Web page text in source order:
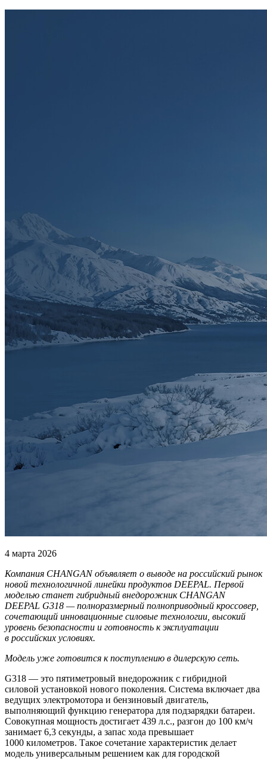
4 марта 2026
Компания CHANGAN объявляет о выводе на российский рынок
новой технологичной линейки продуктов DEEPAL. Первой
моделью станет гибридный внедорожник CHANGAN
DEEPAL G318 — полноразмерный полноприводный кроссовер,
сочетающий инновационные силовые технологии, высокий
уровень безопасности и готовность к эксплуатации
в российских условиях.
Модель уже готовится к поступлению в дилерскую сеть.
G318 — это пятиметровый внедорожник с гибридной
силовой установкой нового поколения. Система включает два
ведущих электромотора и бензиновый двигатель,
выполняющий функцию генератора для подзарядки батареи.
Совокупная мощность достигает 439 л.с., разгон до 100 км/ч
занимает 6,3 секунды, а запас хода превышает
1000 километров. Такое сочетание характеристик делает
модель универсальным решением как для городской